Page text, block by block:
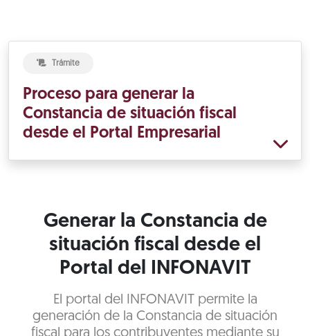
Trámite
Proceso para generar la
Constancia de situación fiscal
desde el Portal Empresarial
Generar la Constancia de
situación fiscal desde el
Portal del INFONAVIT
El portal del INFONAVIT permite la
generación de la Constancia de situación
fiscal para los contribuyentes mediante su